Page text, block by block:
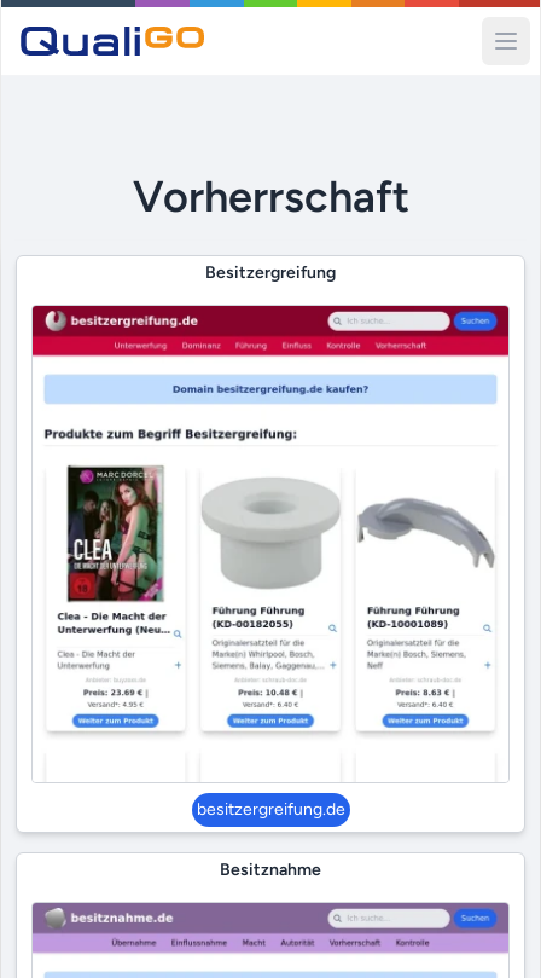
Vorherrschaft
Besitzergreifung
besitzergreifung.de
Besitznahme